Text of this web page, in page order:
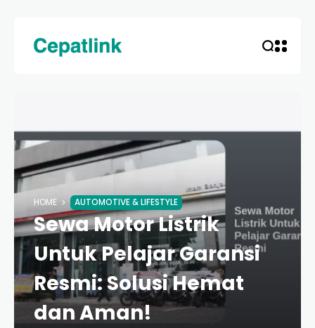
HOME AUTOMOTIVE & LIFESTYLE
Sewa Motor Listrik
Untuk Pelajar Garansi
Resmi: Solusi Hemat
dan Aman!